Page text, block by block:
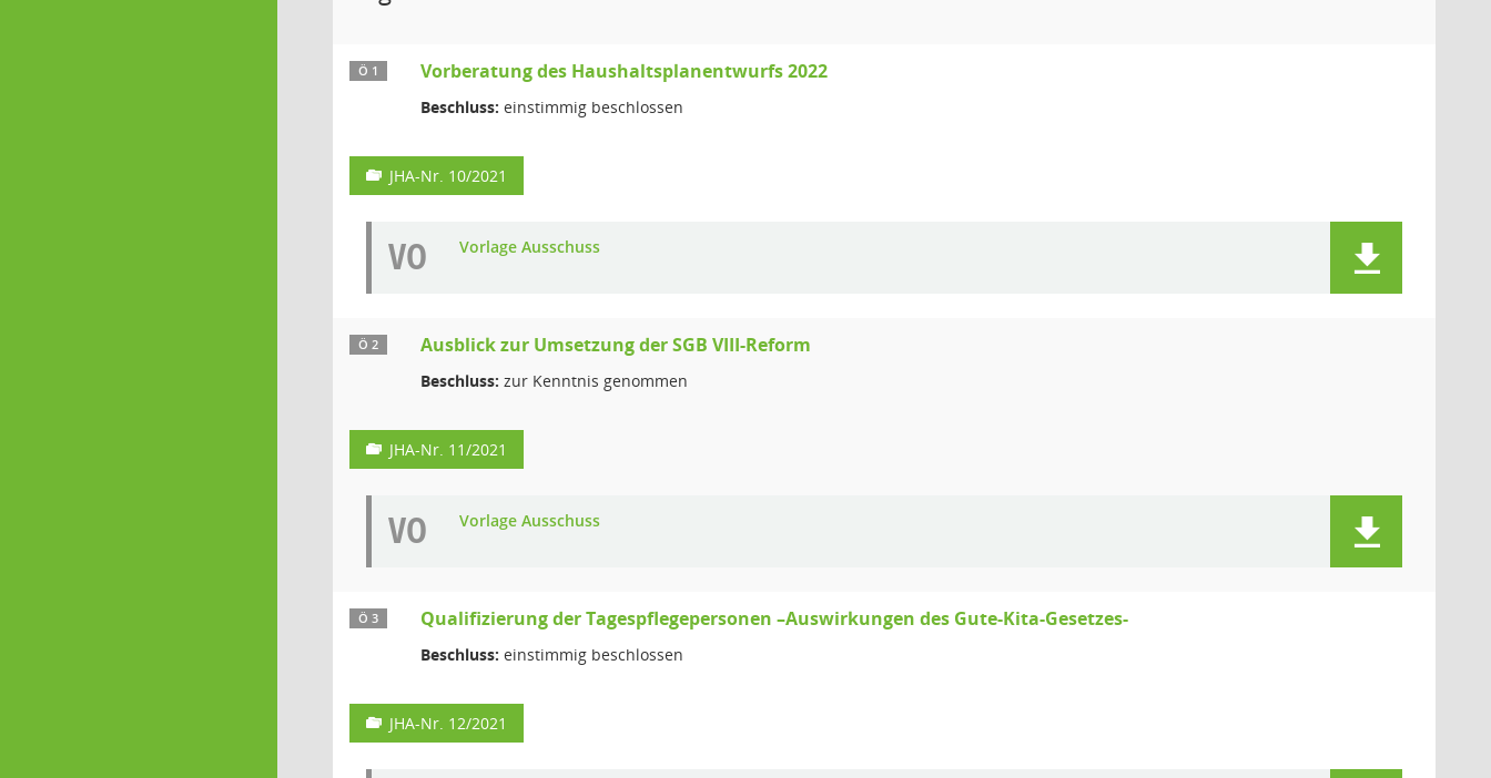
Ö 1 Vorberatung des Haushaltsplanentwurfs 2022
Beschluss: einstimmig beschlossen
JHA-Nr. 10/2021
VO Vorlage Ausschuss
Ö 2 Ausblick zur Umsetzung der SGB VIII-Reform
Beschluss: zur Kenntnis genommen
JHA-Nr. 11/2021
VO Vorlage Ausschuss
Ö 3 Qualifizierung der Tagespflegepersonen –Auswirkungen des Gute-Kita-Gesetzes-
Beschluss: einstimmig beschlossen
JHA-Nr. 12/2021